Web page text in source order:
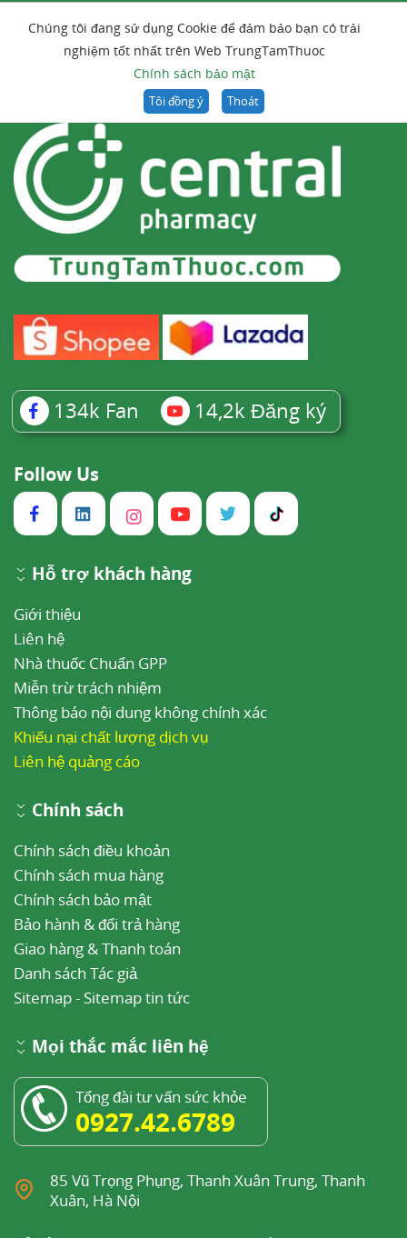
Chúng tôi đang sử dụng Cookie để đảm bảo bạn có trải
nghiệm tốt nhất trên Web TrungTamThuoc
Chính sách bảo mật
Tôi đồng ý Thoát
134k Fan 14,2k Đăng ký
Follow Us
Hỗ trợ khách hàng
Giới thiệu
Liên hệ
Nhà thuốc Chuẩn GPP
Miễn trừ trách nhiệm
Thông báo nội dung không chính xác
Khiếu nại chất lượng dịch vụ
Liên hệ quảng cáo
Chính sách
Chính sách điều khoản
Chính sách mua hàng
Chính sách bảo mật
Bảo hành & đổi trả hàng
Giao hàng & Thanh toán
Danh sách Tác giả
Sitemap- Sitemap tin tức
Mọi thắc mắc liên hệ
Tổng đài tư vấn sức khỏe
0927.42.6789
85 Vũ Trọng Phụng, Thanh Xuân Trung, Thanh
Xuân, Hà Nội